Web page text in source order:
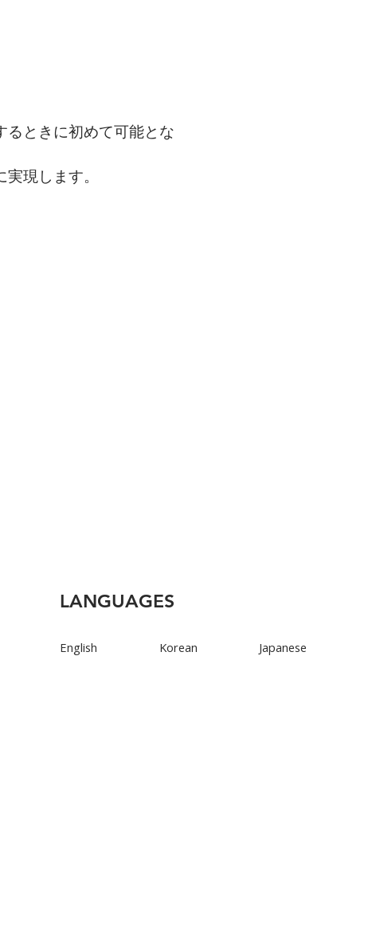
るときに初めて可能とな
現します。
LANGUAGES
English Korean Japanese